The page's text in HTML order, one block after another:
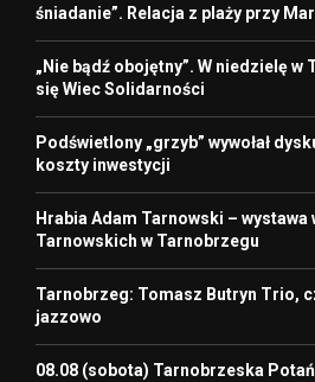
śniadanie”. Relacja z plaży przy
„Nie bądź obojętny”. W niedzielę
się Wiec Solidarności
Podświetlony „grzyb” wywołał
koszty inwestycji
Hrabia Adam Tarnowski –
Tarnowskich w Tarnobrzegu
Tarnobrzeg: Tomasz Butryn Trio,
jazzowo
08.08 (sobota) Tarnobrzeska